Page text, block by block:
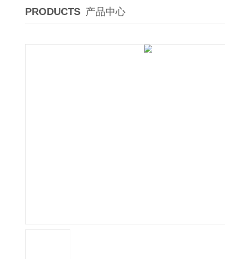
PRODUCTS 产品中心